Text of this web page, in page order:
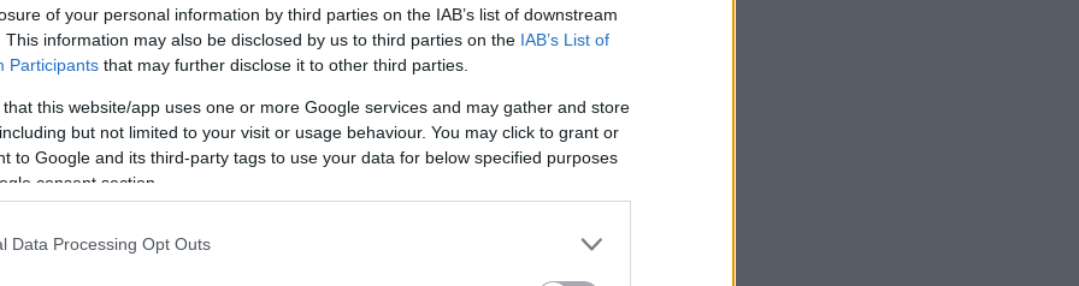
of your personal information by third parties on the IAB’s list of downstream
This information may also be disclosed by us to third parties on the IAB’s List of
Participants that may further disclose it to other third parties.
that this website/app uses one or more Google services and may gather and store
but not limited to your visit or usage behaviour. You may click to grant or
to Google and its third-party tags to use your data for below specified purposes
consent section.
Data Processing Opt Outs